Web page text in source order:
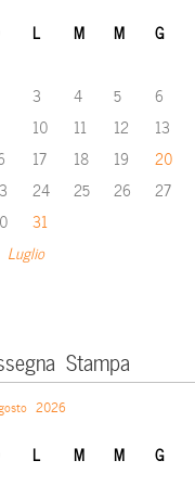
L M M G
Luglio
3 4 5 6
10 11 12 13
17 18 19 20
24 25 26 27
31
Stampa
2026
L M M G